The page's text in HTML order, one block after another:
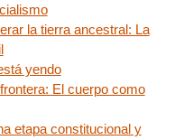
la tierra ancestral: La
yendo
El cuerpo como
etapa constitucional y